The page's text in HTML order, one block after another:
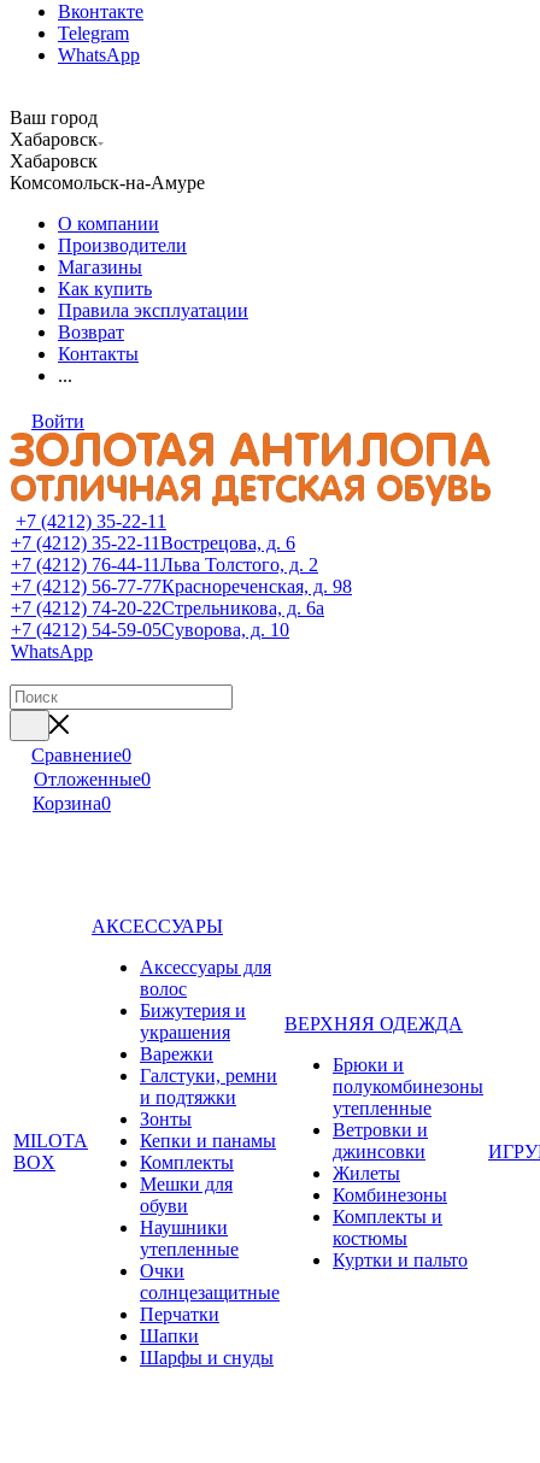
Вконтакте
Telegram
WhatsApp
Ваш город
Хабаровск
Хабаровск
Комсомольск-на-Амуре
О компании
Производители
Магазины
Как купить
Правила эксплуатации
Возврат
Контакты
...
Войти
+7 (4212) 35-22-11
+7 (4212) 35-22-11Вострецова, д. 6
+7 (4212) 76-44-11Льва Толстого, д. 2
+7 (4212) 56-77-77Краснореченская, д. 98
+7 (4212) 74-20-22Стрельникова, д. 6а
+7 (4212) 54-59-05Суворова, д. 10
WhatsApp
Сравнение0
Отложенные0
Корзина0
MILOTA
BOX
АКСЕССУАРЫ
Аксессуары для
волос
Бижутерия и
украшения
Варежки
Галстуки, ремни
и подтяжки
Зонты
Кепки и панамы
Комплекты
Мешки для
обуви
Наушники
утепленные
Очки
солнцезащитные
Перчатки
Шапки
Шарфы и снуды
ВЕРХНЯЯ ОДЕЖДА
Брюки и
полукомбинезоны
утепленные
Ветровки и
джинсовки
Жилеты
Комбинезоны
Комплекты и
костюмы
Куртки и пальто